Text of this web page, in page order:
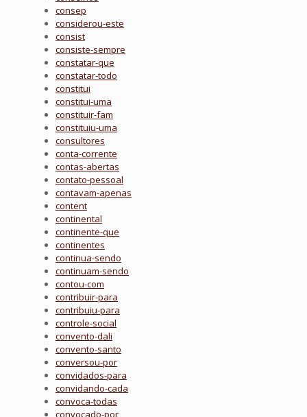
consep
considerou-este
consist
consiste-sempre
constatar-que
constatar-todo
constitui
constitui-uma
constituir-fam
constituiu-uma
consultores
conta-corrente
contas-abertas
contato-pessoal
contavam-apenas
content
continental
continente-que
continentes
continua-sendo
continuam-sendo
contou-com
contribuir-para
contribuiu-para
controle-social
convento-dali
convento-santo
conversou-por
convidados-para
convidando-cada
convoca-todas
convocado-por